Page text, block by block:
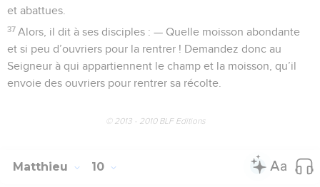
et abattues.
37 Alors, il dit à ses disciples : — Quelle moisson abondante
et si peu d’ouvriers pour la rentrer ! Demandez donc au
Seigneur à qui appartiennent le champ et la moisson, qu’il
envoie des ouvriers pour rentrer sa récolte.
© 2013 - 2010 BLF Editions
Matthieu 10